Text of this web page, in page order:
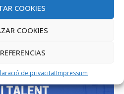
COOKIES
COOKIES
de privacitatImpressum